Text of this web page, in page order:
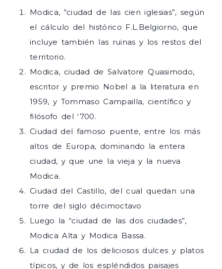
Modica, “ciudad de las cien iglesias”, según
el cálculo del histórico F.L.Belgiorno, que
incluye también las ruinas y los restos del
territorio.
Modica, ciudad de Salvatore Quasimodo,
escritor y premio Nobel a la literatura en
1959, y Tommaso Campailla, científico y
filósofo del ‘700.
Ciudad del famoso puente, entre los más
altos de Europa, dominando la entera
ciudad, y que une la vieja y la nueva
Modica.
Ciudad del Castillo, del cual quedan una
torre del siglo décimoctavo
Luego la “ciudad de las dos ciudades”,
Modica Alta y Modica Bassa.
La ciudad de los deliciosos dulces y platos
típicos, y de los espléndidos paisajes